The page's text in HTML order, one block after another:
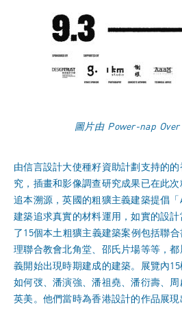
圖片由 Power-nap Over
由信言設計大使種籽資助計劃支持的
究，插畫和影像調查研究成果已在此次
追本溯源，英國的粗獷主義建築提倡
建築追求真實的材料運用，如實的設
了15個本土粗獷主義建築案例包括聯
理聯合教會北角堂、邵氏片場等等，都
義開始出現時期建成的建築。展覽內
如何弢、潘演強、潘祖堯、潘衍壽、
英美。他們當時為香港設計的作品展